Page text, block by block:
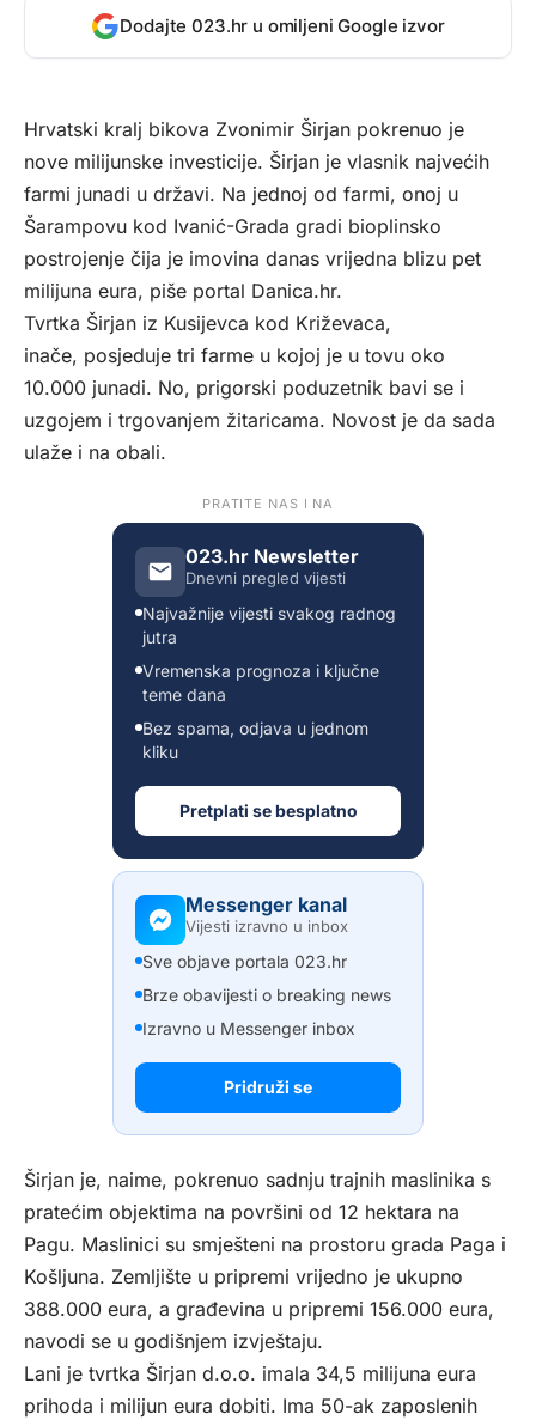
Dodajte 023.hr u omiljeni Google izvor
Hrvatski kralj bikova Zvonimir Širjan pokrenuo je
nove milijunske investicije. Širjan je vlasnik najvećih
farmi junadi u državi. Na jednoj od farmi, onoj u
Šarampovu kod Ivanić-Grada gradi bioplinsko
postrojenje čija je imovina danas vrijedna blizu pet
milijuna eura, piše portal Danica.hr.
Tvrtka Širjan iz Kusijevca kod Križevaca,
inače, posjeduje tri farme u kojoj je u tovu oko
10.000 junadi. No, prigorski poduzetnik bavi se i
uzgojem i trgovanjem žitaricama. Novost je da sada
ulaže i na obali.
PRATITE NAS I NA
023.hr Newsletter
Dnevni pregled vijesti
Najvažnije vijesti svakog radnog
jutra
Vremenska prognoza i ključne
teme dana
Bez spama, odjava u jednom
kliku
Pretplati se besplatno
Messenger kanal
Vijesti izravno u inbox
Sve objave portala 023.hr
Brze obavijesti o breaking news
Izravno u Messenger inbox
Pridruži se
Širjan je, naime, pokrenuo sadnju trajnih maslinika s
pratećim objektima na površini od 12 hektara na
Pagu. Maslinici su smješteni na prostoru grada Paga i
Košljuna. Zemljište u pripremi vrijedno je ukupno
388.000 eura, a građevina u pripremi 156.000 eura,
navodi se u godišnjem izvještaju.
Lani je tvrtka Širjan d.o.o. imala 34,5 milijuna eura
prihoda i milijun eura dobiti. Ima 50-ak zaposlenih